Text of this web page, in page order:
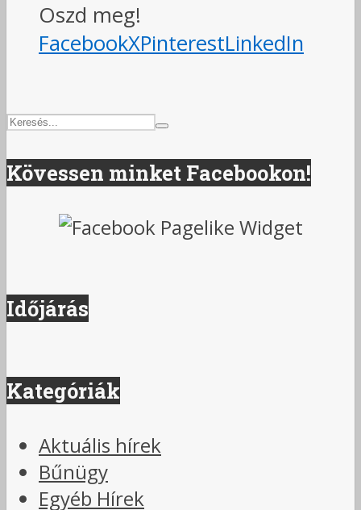
Oszd meg!
FacebookXPinterestLinkedIn
Kövessen minket Facebookon!
Időjárás
Kategóriák
Aktuális hírek
Bűnügy
Egyéb Hírek